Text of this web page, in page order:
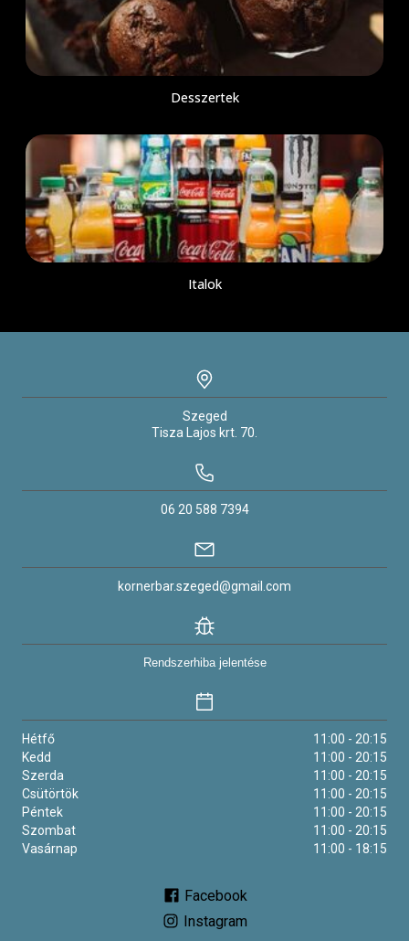
Desszertek
Italok
Szeged
Tisza Lajos krt. 70.
06 20 588 7394
kornerbar.szeged@gmail.com
Rendszerhiba jelentése
Hétfő
11:00 - 20:15
Kedd
11:00 - 20:15
Szerda
11:00 - 20:15
Csütörtök
11:00 - 20:15
Péntek
11:00 - 20:15
Szombat
11:00 - 20:15
Vasárnap
11:00 - 18:15
Facebook
Instagram